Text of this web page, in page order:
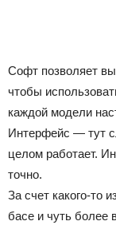
Софт позволяет
чтобы
каждой модели
Интерфейс — тут
целом работает.
точно.
За счет какого-то
басе и чуть